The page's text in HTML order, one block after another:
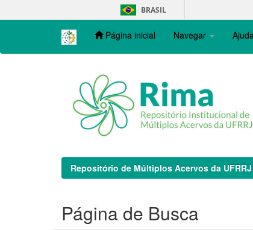
navigation
BRASIL
Página inicial Navegar
Repositório de Múltiplos Acervos da UFRRJ
Página de Busca